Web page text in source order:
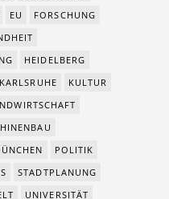
EU
FORSCHUNG
HEIDELBERG
KARLSRUHE
KULTUR
POLITIK
STADTPLANUNG
UNIVERSITÄT